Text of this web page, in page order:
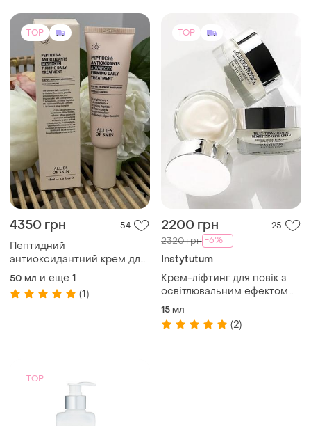
anti-age fluid spf50 пробник
TOP
4350 грн 54
Пептидний
антиоксидантний крем для
обличчя allies of skin
50 мл и еще 1
(1)
TOP
2200 грн 25
2320 грн -6%
Instytutum
Крем-ліфтинг для повік з
освітлювальним ефектом
від instytutum крем навколо
очей truly-transforming
brightening eye cream
15 мл
(2)
TOP